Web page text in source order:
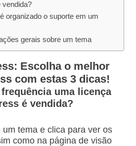
vendida?
o suporte em um
gerais sobre um tema
Escolha o melhor
com estas 3 dicas!
uma licença
é vendida?
tema e clica para ver os
como na página de visão